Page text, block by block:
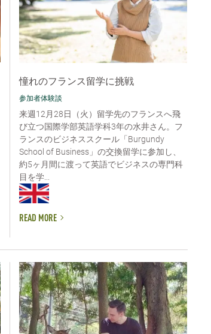
憧れのフランス留学に挑戦
参加者体験談
来週12月28日（火）留学先のフランスへ飛
び立つ国際学部英語学科3年の水井さん。フ
ランスのビジネススクール「Burgundy
School of Business」の交換留学に参加し、
約5ヶ月間に渡って英語でビジネスの専門科
目を学...
READ MORE